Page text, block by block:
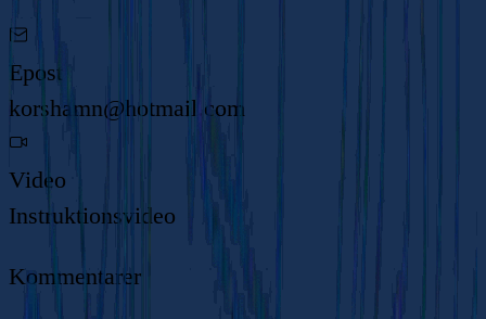
Epost
korshamn@hotmail.com
Video
Instruktionsvideo
Kommentarer